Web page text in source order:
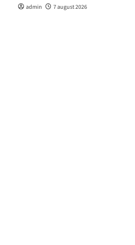
admin 7 august 2026